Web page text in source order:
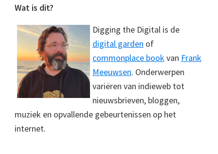
Footer
Wat is dit?
Digging the Digital is de
digital garden of
commonplace bookvan Frank
Meeuwsen. Onderwerpen
variëren van indieweb tot
nieuwsbrieven, bloggen,
muziek en opvallende gebeurtenissen op het
internet.